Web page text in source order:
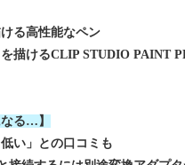
る高性能なペン
描けるCLIP STUDIO PAINT
る…】
い」との口コミも